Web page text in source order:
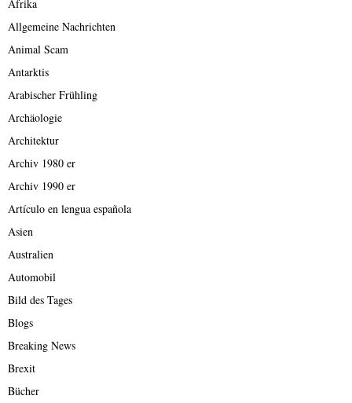
Afrika
Allgemeine Nachrichten
Animal Scam
Antarktis
Arabischer Frühling
Archäologie
Architektur
Archiv 1980 er
Archiv 1990 er
Artículo en lengua española
Asien
Australien
Automobil
Bild des Tages
Blogs
Breaking News
Brexit
Bücher